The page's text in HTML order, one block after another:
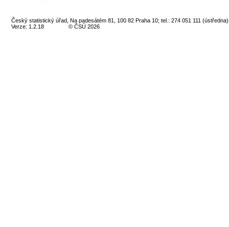
Český statistický úřad, Na padesátém 81, 100 82 Praha 10; tel.: 274 051 111 (ústředna)
Verze: 1.2.18
© ČSÚ 2026